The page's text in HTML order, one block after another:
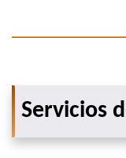
Servicios